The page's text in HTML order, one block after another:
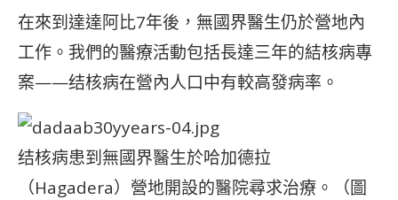
在來到達達阿比7年後，無國界醫生仍於營地內
工作。我們的醫療活動包括長達三年的結核病專
案——结核病在營內人口中有較高發病率。
结核病患到無國界醫生於哈加德拉
（Hagadera）營地開設的醫院尋求治療。（圖